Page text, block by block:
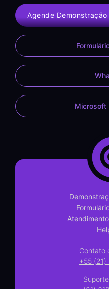
Agende Demonstração
Microsoft
Contato
+55